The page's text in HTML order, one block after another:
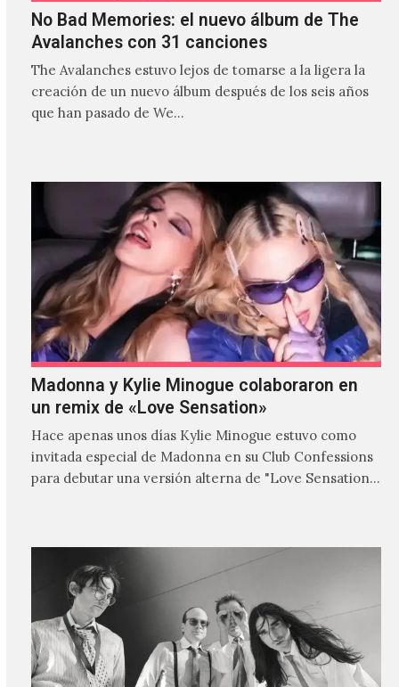
No Bad Memories: el nuevo álbum de The
Avalanches con 31 canciones
The Avalanches estuvo lejos de tomarse a la ligera la
creación de un nuevo álbum después de los seis años
que han pasado de We…
Madonna y Kylie Minogue colaboraron en
un remix de «Love Sensation»
Hace apenas unos días Kylie Minogue estuvo como
invitada especial de Madonna en su Club Confessions
para debutar una versión alterna de "Love Sensation",